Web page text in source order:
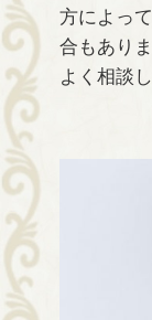
方によっ
合もあり
よく相談